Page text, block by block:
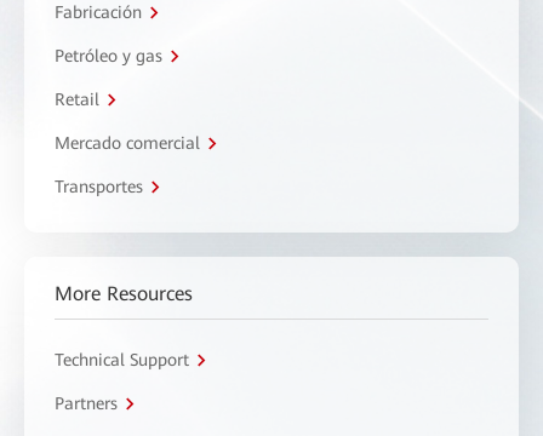
Fabricación
Petróleo y gas
Retail
Mercado comercial
Transportes
More Resources
Technical Support
Partners